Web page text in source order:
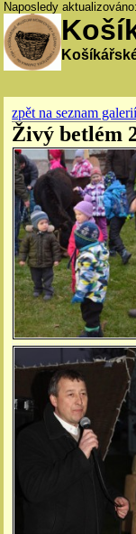
Naposledy
zpět na seznam
Živý betlém